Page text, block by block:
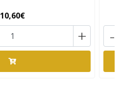
10,60€
+ -